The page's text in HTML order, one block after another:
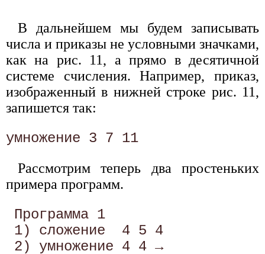
В дальнейшем мы будем записывать
числа и приказы не условными значками,
как на рис. 11, а прямо в десятичной
системе счисления. Например, приказ,
изображенный в нижней строке рис. 11,
запишется так:
Рассмотрим теперь два простеньких
примера программ.
Программа 1
1) сложение  4 5 4
2) умножение 4 4 →